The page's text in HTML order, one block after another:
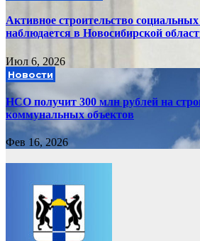
Активное строительство
наблюдается в Новосибирской
Июл 6, 2026
Новости
НСО получит 300 млн рублей на
коммунальных объектов
Фев 16, 2026